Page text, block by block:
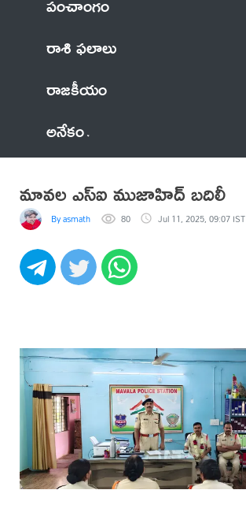
రాశి ఫలాలు
రాజకీయం
అనేకం
మావల ఎస్ఐ ముజాహిద్ బదిలీ
By asmath 80 Jul 11, 2025, 09:07 IST